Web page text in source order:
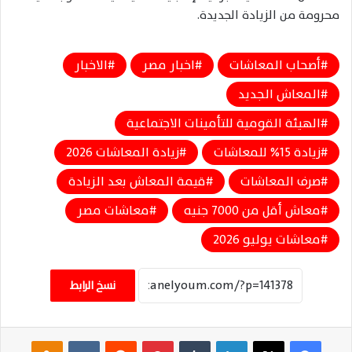
محرومة من الزيادة الجديدة.
أصحاب المعاشات اخبار مصر
الاخبار
المعاش الجديد
الهيئة القومية للتأمينات الاجتماعية
زيادة 15% للمعاشات
زيادة المعاشات 2026
صرف المعاشات
قيمة المعاش بعد الزيادة
معاش أقل من 7000 جنيه
معاشات مصر
معاشات يوليو 2026
نسخ الرابط
فيسبوك ‫X لينكدإن بينتيريست ‏VKontakte